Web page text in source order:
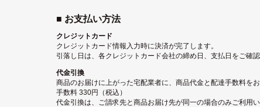
■ お支払い方法
クレジットカード
クレジットカード情報入力時に決済が完了します。
引落し日は、各クレジットカード会社の締め日、支払日をご確認
代金引換
商品のお届けに上がった宅配業者に、商品代金と配達手数料を
手数料 330円（税込）
代金引換は、ご請求先と商品お届け先が同一の場合のみご利用い